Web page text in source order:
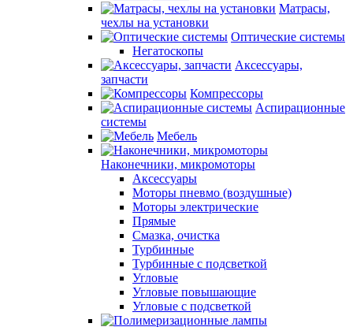
Матрасы,
чехлы на установки
Оптические системы
Негатоскопы
Аксессуары,
запчасти
Компрессоры
Аспирационные
системы
Мебель
Наконечники, микромоторы
Аксессуары
Моторы пневмо (воздушные)
Моторы электрические
Прямые
Смазка, очистка
Турбинные
Турбинные с подсветкой
Угловые
Угловые повышающие
Угловые с подсветкой